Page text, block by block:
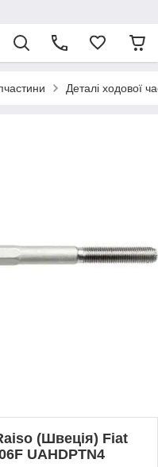
Деталі ходової
(Швеція) Fiat
UAHDPTN4